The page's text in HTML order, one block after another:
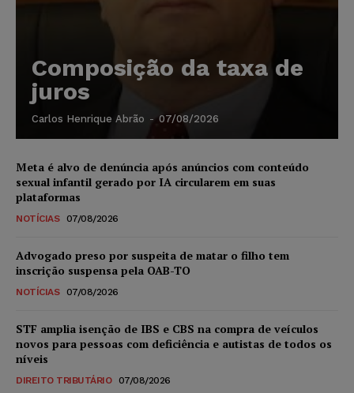
Composição da taxa de
juros
Carlos Henrique Abrão - 07/08/2026
Meta é alvo de denúncia após anúncios com conteúdo
sexual infantil gerado por IA circularem em suas
plataformas
NOTÍCIAS 07/08/2026
Advogado preso por suspeita de matar o filho tem
inscrição suspensa pela OAB-TO
NOTÍCIAS 07/08/2026
STF amplia isenção de IBS e CBS na compra de veículos
novos para pessoas com deficiência e autistas de todos os
níveis
DIREITO TRIBUTÁRIO 07/08/2026